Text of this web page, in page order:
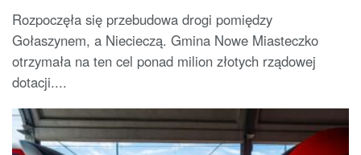
Rozpoczęła się przebudowa drogi pomiędzy
Gołaszynem, a Niecieczą. Gmina Nowe Miasteczko
otrzymała na ten cel ponad milion złotych rządowej
dotacji....